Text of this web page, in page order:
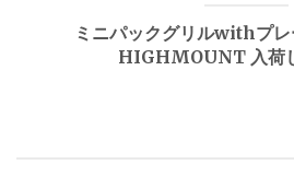
ミニパックグリルwithプ
HIGHMOUNT 入荷